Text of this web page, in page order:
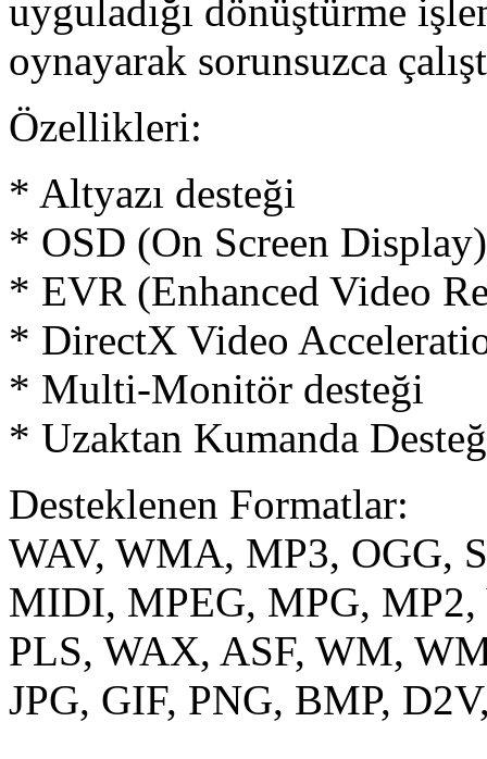
uyguladığı dönüştürme
oynayarak sorunsuzca
Özellikleri:
* Altyazı desteği
* OSD (On Screen
* EVR (Enhanced Video
* DirectX Video
* Multi-Monitör desteği
* Uzaktan Kumanda
Desteklenen Formatlar:
WAV, WMA, MP3, OGG,
MIDI, MPEG, MPG,
PLS, WAX, ASF, WM,
JPG, GIF, PNG, BMP,